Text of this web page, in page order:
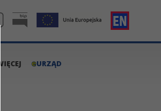
WIĘCEJ eURZĄD